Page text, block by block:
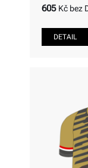
605 Kč bez